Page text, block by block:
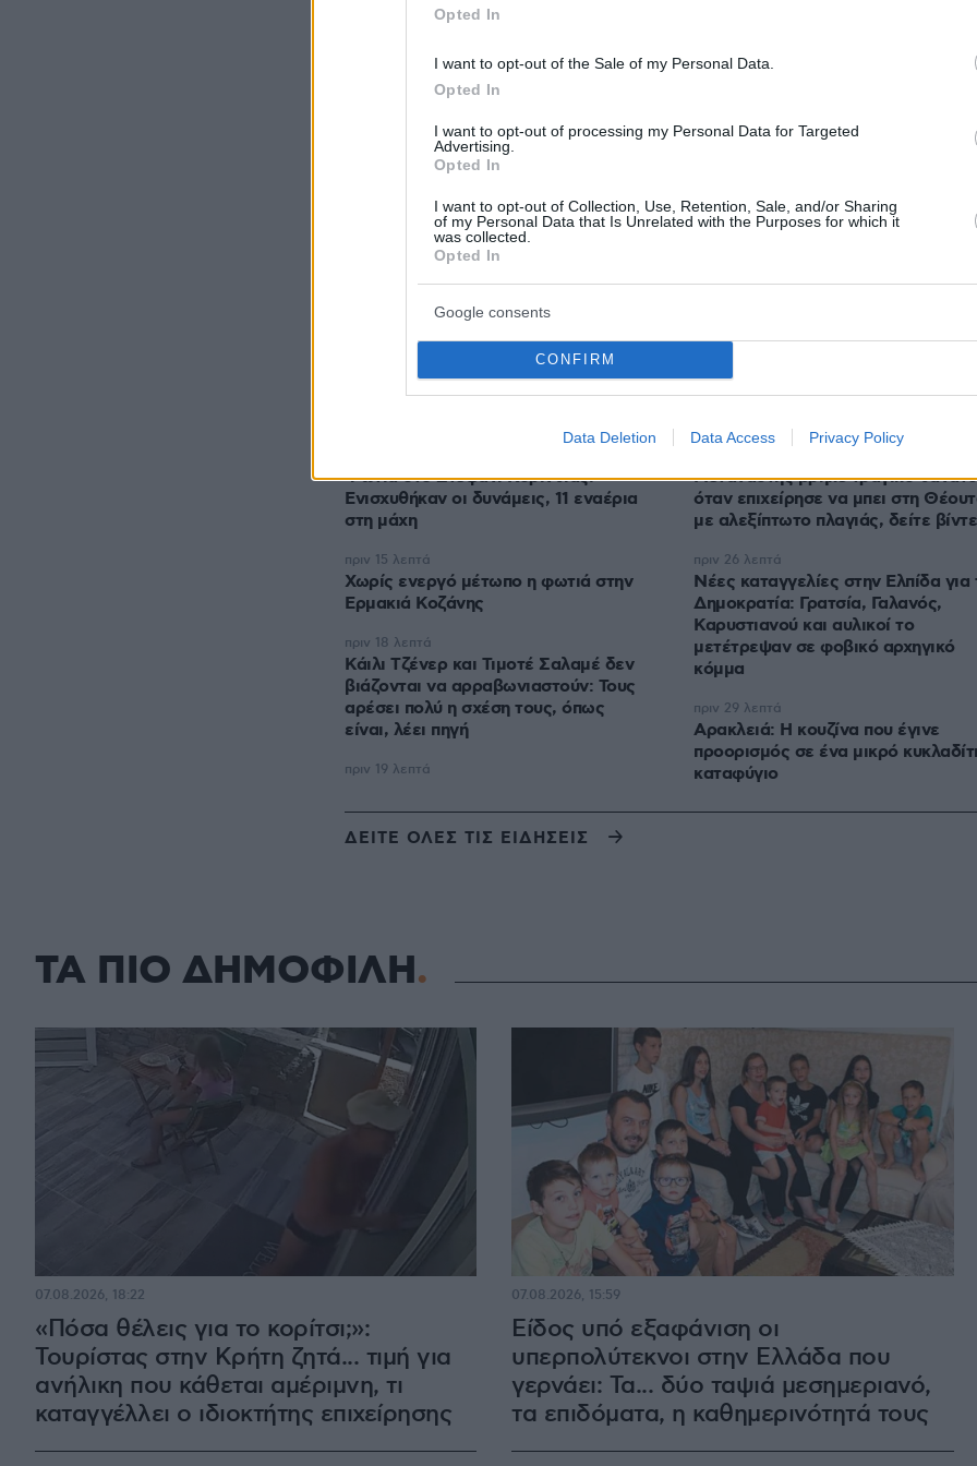
Opted In
I want to opt-out of the Sale of my Personal Data.
Opted In
I want to opt-out of processing my Personal Data for Targeted
Advertising.
Opted In
I want to opt-out of Collection, Use, Retention, Sale, and/or Sharing
of my Personal Data that Is Unrelated with the Purposes for which it
was collected.
Opted In
Google consents
CONFIRM
Data Deletion Data Access Privacy Policy
που συμβαίνουν, στοProtothema.gr
ΡΟΗ ΕΙΔΗΣΕΩΝ ΕιδήσειςΔημοφιλή
Σπέτσες: Ένας πλήρης οδηγός για τον
κοσμοπολίτικο προορισμό του
Ο Ζελένσκι πραγματοποιεί την πρώτη
πριν 9 λεπτά
Φωτιά στο Στεφάνι Κορινθίας:
Ενισχυθήκαν οι δυνάμεις, 11 εναέρια
στη μάχη
Χωρίς ενεργό μέτωπο η φωτιά στην
Ερμακιά Κοζάνης
πριν 15 λεπτά
Κάιλι Τζένερ και Τιμοτέ Σαλαμέ δεν
βιάζονται να αρραβωνιαστούν: Τους
αρέσει πολύ η σχέση τους, όπως
είναι, λέει πηγή
πριν 18 λεπτά
βίντεο
πριν 19 λεπτά
Κυριάκος Μητσοτάκης: Το πρώτο
πριν 19 λεπτά
Μετανάστης βρήκε τραγικό θάνατο
όταν επιχείρησε να μπει στη
με αλεξίπτωτο πλαγιάς, δείτε
Νέες καταγγελίες στην Ελπίδα για
Δημοκρατία: Γρατσία, Γαλανός,
Καρυστιανού και αυλικοί το
μετέτρεψαν σε φοβικό αρχηγικό
κόμμα
πριν 26 λεπτά
Αρακλειά: Η κουζίνα που έγινε
προορισμός σε ένα μικρό
καταφύγιο
πριν 29 λεπτά
ΔΕΙΤΕ ΟΛΕΣ ΤΙΣ ΕΙΔΗΣΕΙΣ
ΤΑ ΠΙΟ ΔΗΜΟΦΙΛΗ
«Πόσα θέλεις για το κορίτσι;»:
Τουρίστας στην Κρήτη ζητά... τιμή για
ανήλικη που κάθεται αμέριμνη, τι
καταγγέλλει ο ιδιοκτήτης επιχείρησης
07.08.2026, 18:22
Είδος υπό εξαφάνιση οι
υπερπολύτεκνοι στην Ελλάδα που
γερνάει: Τα... δύο ταψιά μεσημεριανό,
τα επιδόματα, η καθημερινότητά τους
07.08.2026, 15:59